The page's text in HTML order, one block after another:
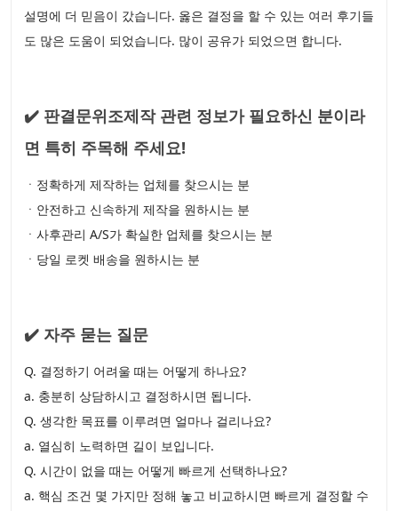
설명에 더 믿음이 갔습니다. 옳은 결정을 할 수 있는 여러 후기들
도 많은 도움이 되었습니다. 많이 공유가 되었으면 합니다.
✔️ 판결문위조제작 관련 정보가 필요하신 분이라
면 특히 주목해 주세요!
ㆍ정확하게 제작하는 업체를 찾으시는 분
ㆍ안전하고 신속하게 제작을 원하시는 분
ㆍ사후관리 A/S가 확실한 업체를 찾으시는 분
ㆍ당일 로켓 배송을 원하시는 분
✔️ 자주 묻는 질문
Q. 결정하기 어려울 때는 어떻게 하나요?
a. 충분히 상담하시고 결정하시면 됩니다.
Q. 생각한 목표를 이루려면 얼마나 걸리나요?
a. 열심히 노력하면 길이 보입니다.
Q. 시간이 없을 때는 어떻게 빠르게 선택하나요?
a. 핵심 조건 몇 가지만 정해 놓고 비교하시면 빠르게 결정할 수